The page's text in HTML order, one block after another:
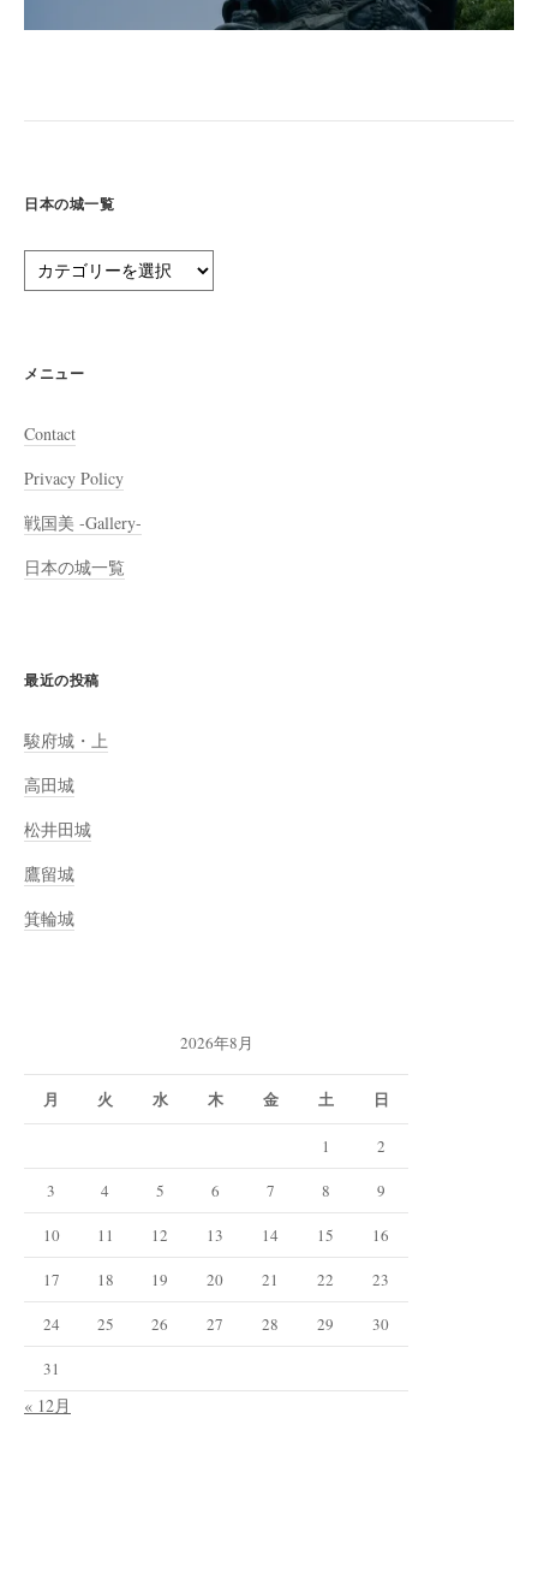
日本の城一覧
本
一
メニュー
Contact
Privacy Policy
戦国美 -Gallery-
日本の城一覧
最近の投稿
駿府城・上
高田城
松井田城
鷹留城
箕輪城
2026年8月
月 火 水 木 金 土 日
1 2
3 4 5 6 7 8 9
10 11 12 13 14 15 16
17 18 19 20 21 22 23
24 25 26 27 28 29 30
31
« 12月